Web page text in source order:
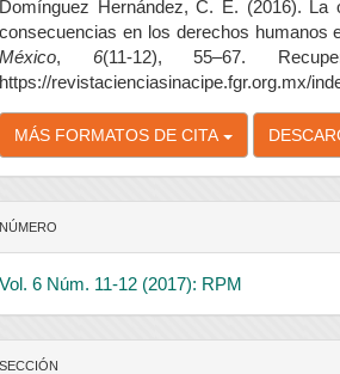
Domínguez Hernández, C. E. (2016). La
consecuencias en los derechos humanos
México, 6(11-12), 55–67.
https://revistacienciasinacipe.fgr.org.mx/
MÁS FORMATOS DE CITA
NÚMERO
Vol. 6 Núm. 11-12 (2017): RPM
SECCIÓN